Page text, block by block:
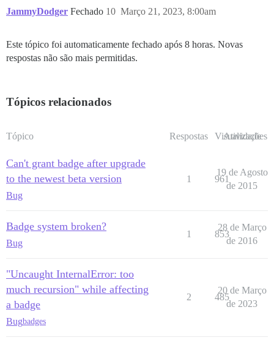
JammyDodger Fechado Março 21, 2023, 8:00am
10
Este tópico foi automaticamente fechado após 8 horas. Novas
respostas não são mais permitidas.
Tópicos relacionados
Tópico Respostas Visualizações
Atividade
Can't grant badge after upgrade
to the newest beta version
Bug
1 961
19 de Agosto
de 2015
Badge system broken?
Bug
1 853
28 de Março
de 2016
"Uncaught InternalError: too
much recursion" while affecting
a badge
Bugbadges
2 485
20 de Março
de 2023